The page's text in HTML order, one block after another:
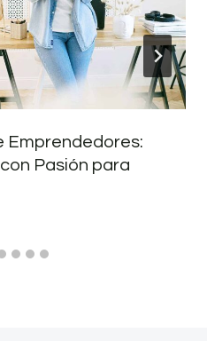
Emprendedores:
Pasión para